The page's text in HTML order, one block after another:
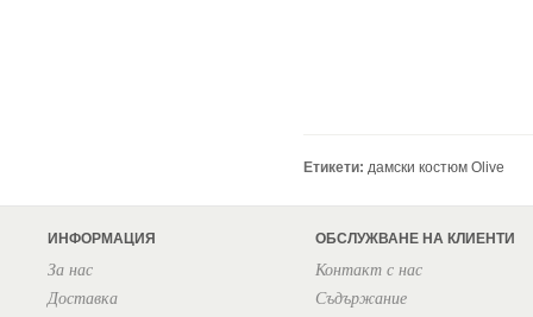
Етикети: дамски костюм Olive
ИНФОРМАЦИЯ
За нас
Доставка
ОБСЛУЖВАНЕ НА КЛИЕНТИ
Контакт с нас
Съдържание